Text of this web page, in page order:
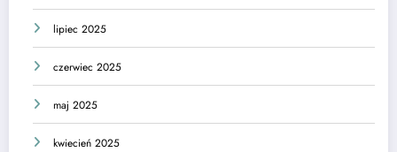
lipiec 2025
czerwiec 2025
maj 2025
kwiecień 2025